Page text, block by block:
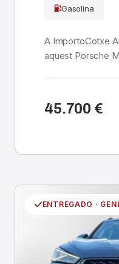
Gasolina
A ImportoCotxe
aquest Porsche
45.700 €
ENTREGADO ·